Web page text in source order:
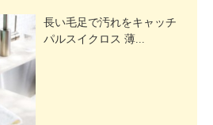
長い毛足で汚れをキャッチ
パルスイクロス 薄...